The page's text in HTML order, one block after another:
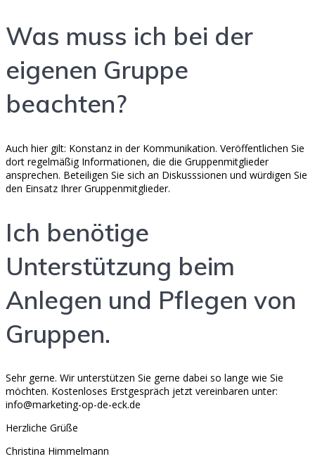
Was muss ich bei der
eigenen Gruppe
beachten?
Auch hier gilt: Konstanz in der Kommunikation. Veröffentlichen Sie
dort regelmäßig Informationen, die die Gruppenmitglieder
ansprechen. Beteiligen Sie sich an Diskusssionen und würdigen Sie
den Einsatz Ihrer Gruppenmitglieder.
Ich benötige
Unterstützung beim
Anlegen und Pflegen von
Gruppen.
Sehr gerne. Wir unterstützen Sie gerne dabei so lange wie Sie
möchten. Kostenloses Erstgespräch jetzt vereinbaren unter:
info@marketing-op-de-eck.de
Herzliche Grüße
Christina Himmelmann